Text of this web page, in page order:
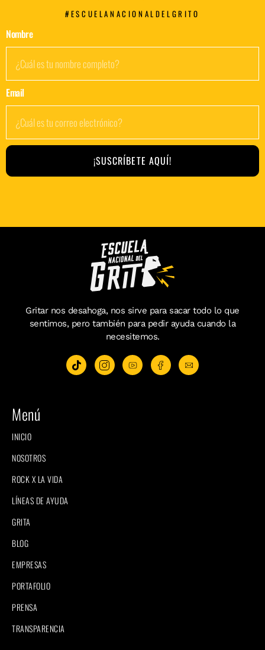
#ESCUELANACIONALDELGRITO
Nombre
Email
¡SUSCRÍBETE AQUÍ!
Gritar nos desahoga, nos sirve para sacar todo lo que
sentimos, pero también para pedir ayuda cuando la
necesitemos.
Menú
INICIO
NOSOTROS
ROCK X LA VIDA
LÍNEAS DE AYUDA
GRITA
BLOG
EMPRESAS
PORTAFOLIO
PRENSA
TRANSPARENCIA